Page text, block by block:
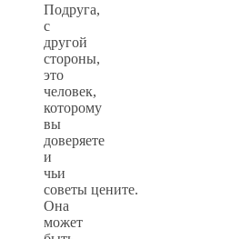
Подруга,
с
другой
стороны,
это
человек,
которому
вы
доверяете
и
чьи
советы цените.
Она
может